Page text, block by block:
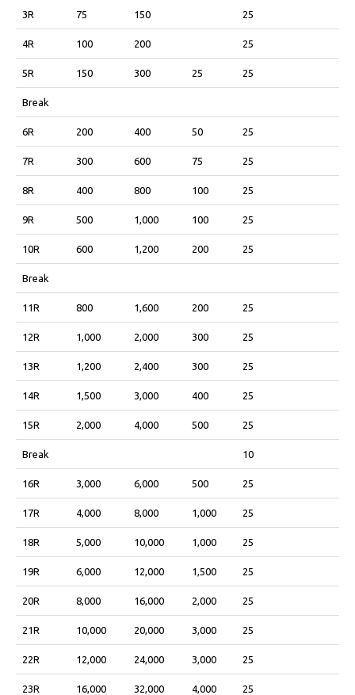
3R 75 150 25
4R 100 200 25
5R 150 300 25 25
Break
6R 200 400 50 25
7R 300 600 75 25
8R 400 800 100 25
9R 500 1,000 100 25
10R 600 1,200 200 25
Break
11R 800 1,600 200 25
12R 1,000 2,000 300 25
13R 1,200 2,400 300 25
14R 1,500 3,000 400 25
15R 2,000 4,000 500 25
Break 10
16R 3,000 6,000 500 25
17R 4,000 8,000 1,000 25
18R 5,000 10,000 1,000 25
19R 6,000 12,000 1,500 25
20R 8,000 16,000 2,000 25
21R 10,000 20,000 3,000 25
22R 12,000 24,000 3,000 25
23R 16,000 32,000 4,000 25